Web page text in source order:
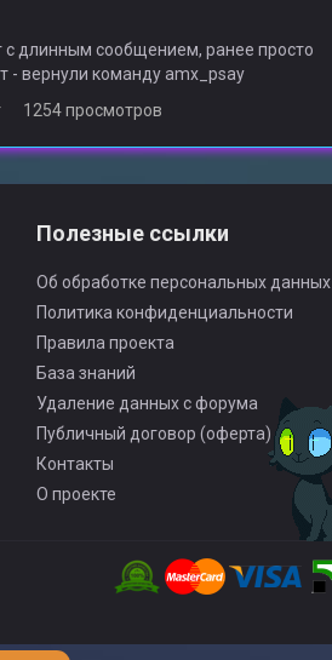
с длинным сообщением, ранее просто
- вернули команду amx_psay
1254 просмотров
Полезные ссылки
Об обработке персональных данных
Политика конфиденциальности
Правила проекта
База знаний
Удаление данных с форума
Публичный договор (оферта)
Контакты
О проекте